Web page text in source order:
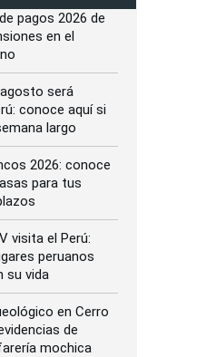
pagos 2026 de
en el
será
conoce aquí si
largo
2026: conoce
para tus
visita el Perú:
peruanos
su vida
en Cerro
de
mochica